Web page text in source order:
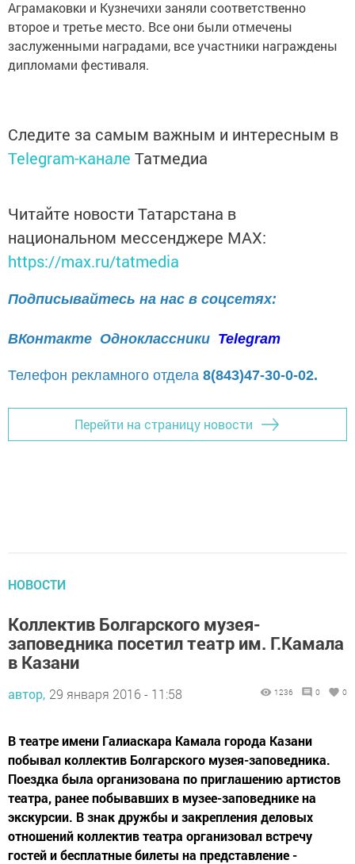
Аграмаковки и Кузнечихи заняли соответственно
второе и третье место. Все они были отмечены
заслуженными наградами, все участники награждены
дипломами фестиваля.
Следите за самым важным и интересным в
Telegram-канале Татмедиа
Читайте новости Татарстана в
национальном мессенджере MАХ:
https://max.ru/tatmedia
Подписывайтесь на нас в соцсетях:
ВКонтакте Одноклассники Telegram
Телефон рекламного отдела 8(843)47-30-0-02.
Перейти на страницу новости
НОВОСТИ
Коллектив Болгарского музея-
заповедника посетил театр им. Г.Камала
в Казани
автор, 29 января 2016 - 11:58 1236 0 0
В театре имени Галиаскара Камала города Казани
побывал коллектив Болгарского музея-заповедника.
Поездка была организована по приглашению артистов
театра, ранее побывавших в музее-заповеднике на
экскурсии. В знак дружбы и закрепления деловых
отношений коллектив театра организовал встречу
гостей и бесплатные билеты на представление -